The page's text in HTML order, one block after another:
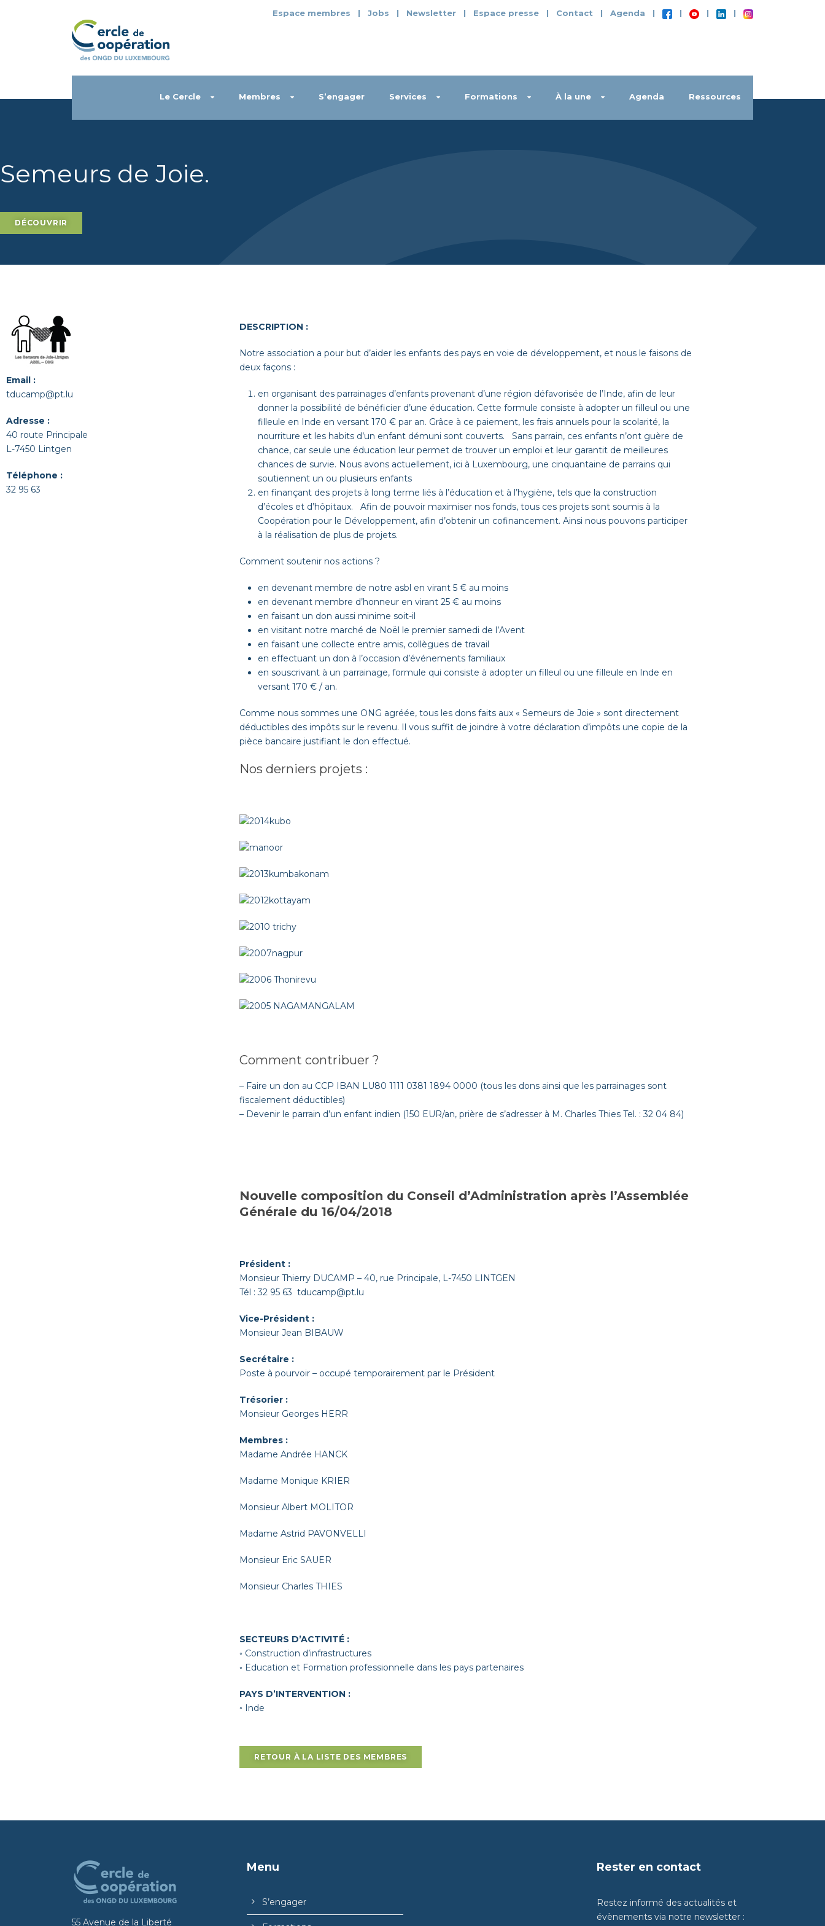
Espace membres | Jobs | Newsletter | Espace presse | Contact | Agenda | | | |
Le Cercle Membres S’engager Services Formations À la une Agenda Ressources
Semeurs de Joie.
DÉCOUVRIR
Email :
tducamp@pt.lu
Adresse :
40 route Principale
L-7450 Lintgen
Téléphone :
32 95 63
DESCRIPTION :
Notre association a pour but d’aider les enfants des pays en voie de développement, et nous le faisons de
deux façons :
en organisant des parrainages d’enfants provenant d’une région défavorisée de l’Inde, afin de leur
donner la possibilité de bénéficier d’une éducation. Cette formule consiste à adopter un filleul ou une
filleule en Inde en versant 170 € par an. Grâce à ce paiement, les frais annuels pour la scolarité, la
nourriture et les habits d’un enfant démuni sont couverts. Sans parrain, ces enfants n’ont guère de
chance, car seule une éducation leur permet de trouver un emploi et leur garantit de meilleures
chances de survie. Nous avons actuellement, ici à Luxembourg, une cinquantaine de parrains qui
soutiennent un ou plusieurs enfants
en finançant des projets à long terme liés à l’éducation et à l’hygiène, tels que la construction
d’écoles et d’hôpitaux. Afin de pouvoir maximiser nos fonds, tous ces projets sont soumis à la
Coopération pour le Développement, afin d’obtenir un cofinancement. Ainsi nous pouvons participer
à la réalisation de plus de projets.
Comment soutenir nos actions ?
en devenant membre de notre asbl en virant 5 € au moins
en devenant membre d’honneur en virant 25 € au moins
en faisant un don aussi minime soit-il
en visitant notre marché de Noël le premier samedi de l’Avent
en faisant une collecte entre amis, collègues de travail
en effectuant un don à l’occasion d’événements familiaux
en souscrivant à un parrainage, formule qui consiste à adopter un filleul ou une filleule en Inde en
versant 170 € / an.
Comme nous sommes une ONG agréée, tous les dons faits aux « Semeurs de Joie » sont directement
déductibles des impôts sur le revenu. Il vous suffit de joindre à votre déclaration d’impôts une copie de la
pièce bancaire justifiant le don effectué.
Nos derniers projets :
Comment contribuer ?
– Faire un don au CCP IBAN LU80 1111 0381 1894 0000 (tous les dons ainsi que les parrainages sont
fiscalement déductibles)
– Devenir le parrain d’un enfant indien (150 EUR/an, prière de s’adresser à M. Charles Thies Tel. : 32 04 84)
Nouvelle composition du Conseil d’Administration après l’Assemblée
Générale du 16/04/2018
Président :
Monsieur Thierry DUCAMP – 40, rue Principale, L-7450 LINTGEN
Tél : 32 95 63 tducamp@pt.lu
Vice-Président :
Monsieur Jean BIBAUW
Secrétaire :
Poste à pourvoir – occupé temporairement par le Président
Trésorier :
Monsieur Georges HERR
Membres :
Madame Andrée HANCK
Madame Monique KRIER
Monsieur Albert MOLITOR
Madame Astrid PAVONVELLI
Monsieur Eric SAUER
Monsieur Charles THIES
SECTEURS D’ACTIVITÉ :
◦ Construction d’infrastructures
◦ Education et Formation professionnelle dans les pays partenaires
PAYS D’INTERVENTION :
◦ Inde
RETOUR À LA LISTE DES MEMBRES
55 Avenue de la Liberté
Menu
S’engager
Rester en contact
Restez informé des actualités et
évènements via notre newsletter :